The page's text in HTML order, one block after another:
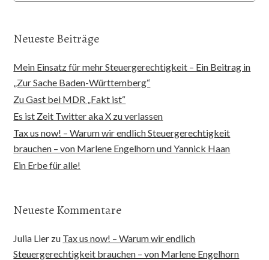
Neueste Beiträge
Mein Einsatz für mehr Steuergerechtigkeit – Ein Beitrag in
„Zur Sache Baden-Württemberg“
Zu Gast bei MDR „Fakt ist“
Es ist Zeit Twitter aka X zu verlassen
Tax us now! – Warum wir endlich Steuergerechtigkeit
brauchen – von Marlene Engelhorn und Yannick Haan
Ein Erbe für alle!
Neueste Kommentare
Julia Lier zu Tax us now! – Warum wir endlich
Steuergerechtigkeit brauchen – von Marlene Engelhorn